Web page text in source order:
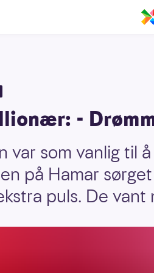
-
var som vanlig til
på Hamar
puls. De vant